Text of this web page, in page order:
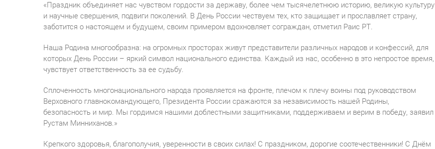
«Праздник объединяет нас чувством гордости за державу, более чем тысячелетнюю историю, великую культуру
и научные свершения, подвиги поколений. В День России чествуем тех, кто защищает и прославляет страну,
заботится о настоящем и будущем, своим примером вдохновляет сограждан, отметил Раис РТ.
Наша Родина многообразна: на огромных просторах живут представители различных народов и конфессий, для
которых День России – яркий символ национального единства. Каждый из нас, особенно в это непростое время,
чувствует ответственность за ее судьбу.
Сплоченность многонационального народа проявляется на фронте, плечом к плечу воины под руководством
Верховного главнокомандующего, Президента России сражаются за независимость нашей Родины,
безопасность и мир. Мы гордимся нашими доблестными защитниками, поддерживаем и верим в победу, заявил
Рустам Минниханов.»
Крепкого здоровья, благополучия, уверенности в своих силах! С праздником, дорогие соотечественники! С Днём